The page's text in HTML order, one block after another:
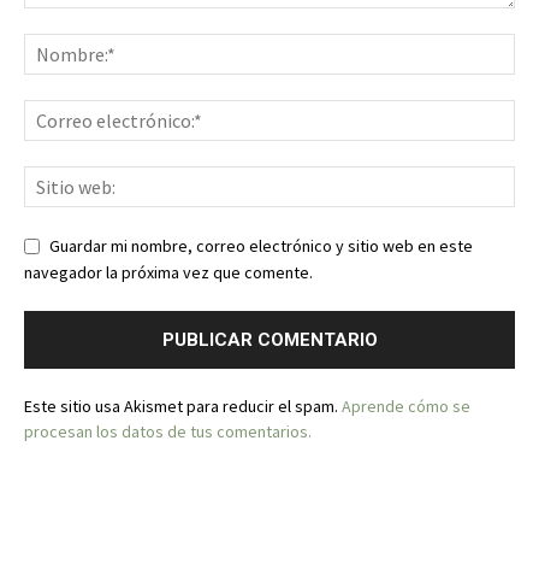
Guardar mi nombre, correo electrónico y sitio web en este
navegador la próxima vez que comente.
Este sitio usa Akismet para reducir el spam. Aprende cómo se
procesan los datos de tus comentarios.